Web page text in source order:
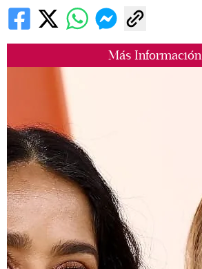
Más Información